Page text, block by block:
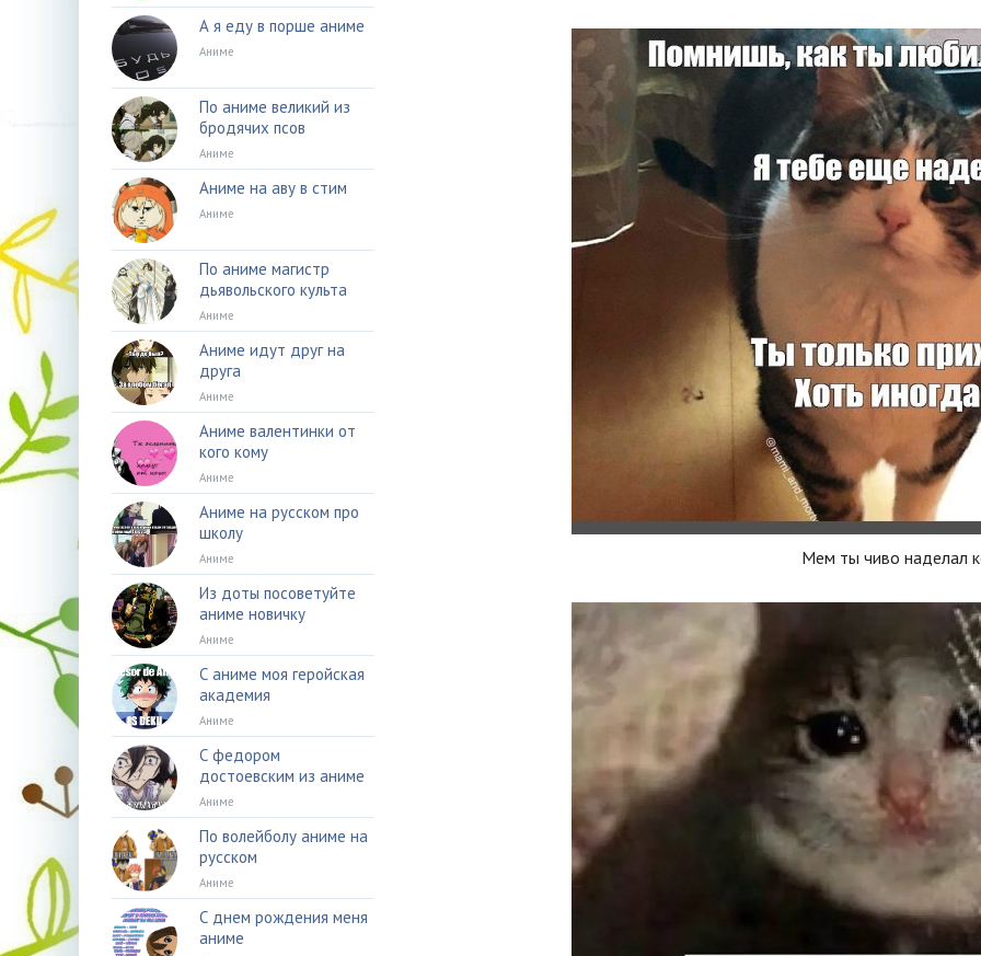
Мем ты чиво наделал
А я еду в порше аниме
Аниме
По аниме великий из
бродячих псов
Аниме
Аниме на аву в стим
Аниме
По аниме магистр
дьявольского культа
Аниме
Аниме идут друг на
друга
Аниме
Аниме валентинки от
кого кому
Аниме
Аниме на русском про
школу
Аниме
Из доты посоветуйте
аниме новичку
Аниме
С аниме моя геройская
академия
Аниме
С федором
достоевским из аниме
Аниме
По волейболу аниме на
русском
Аниме
С днем рождения меня
аниме